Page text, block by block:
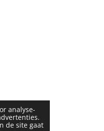
analyse-
de site gaat